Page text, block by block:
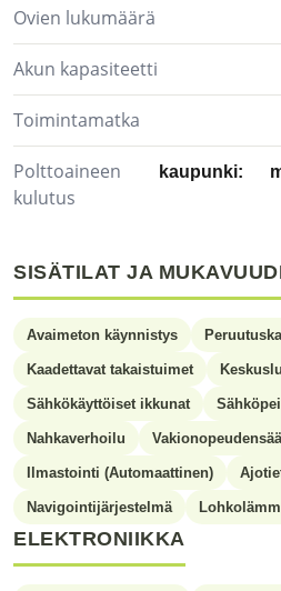
Ovien lukumäärä
Akun kapasiteetti
Toimintamatka
Polttoaineen
kulutus
kaupunki:
SISÄTILAT JA
Avaimeton käynnistys
Kaadettavat takaistuimet
Sähkökäyttöiset ikkunat
Nahkaverhoilu
Ilmastointi (Automaattinen)
Navigointijärjestelmä
ELEKTRONIIKKA